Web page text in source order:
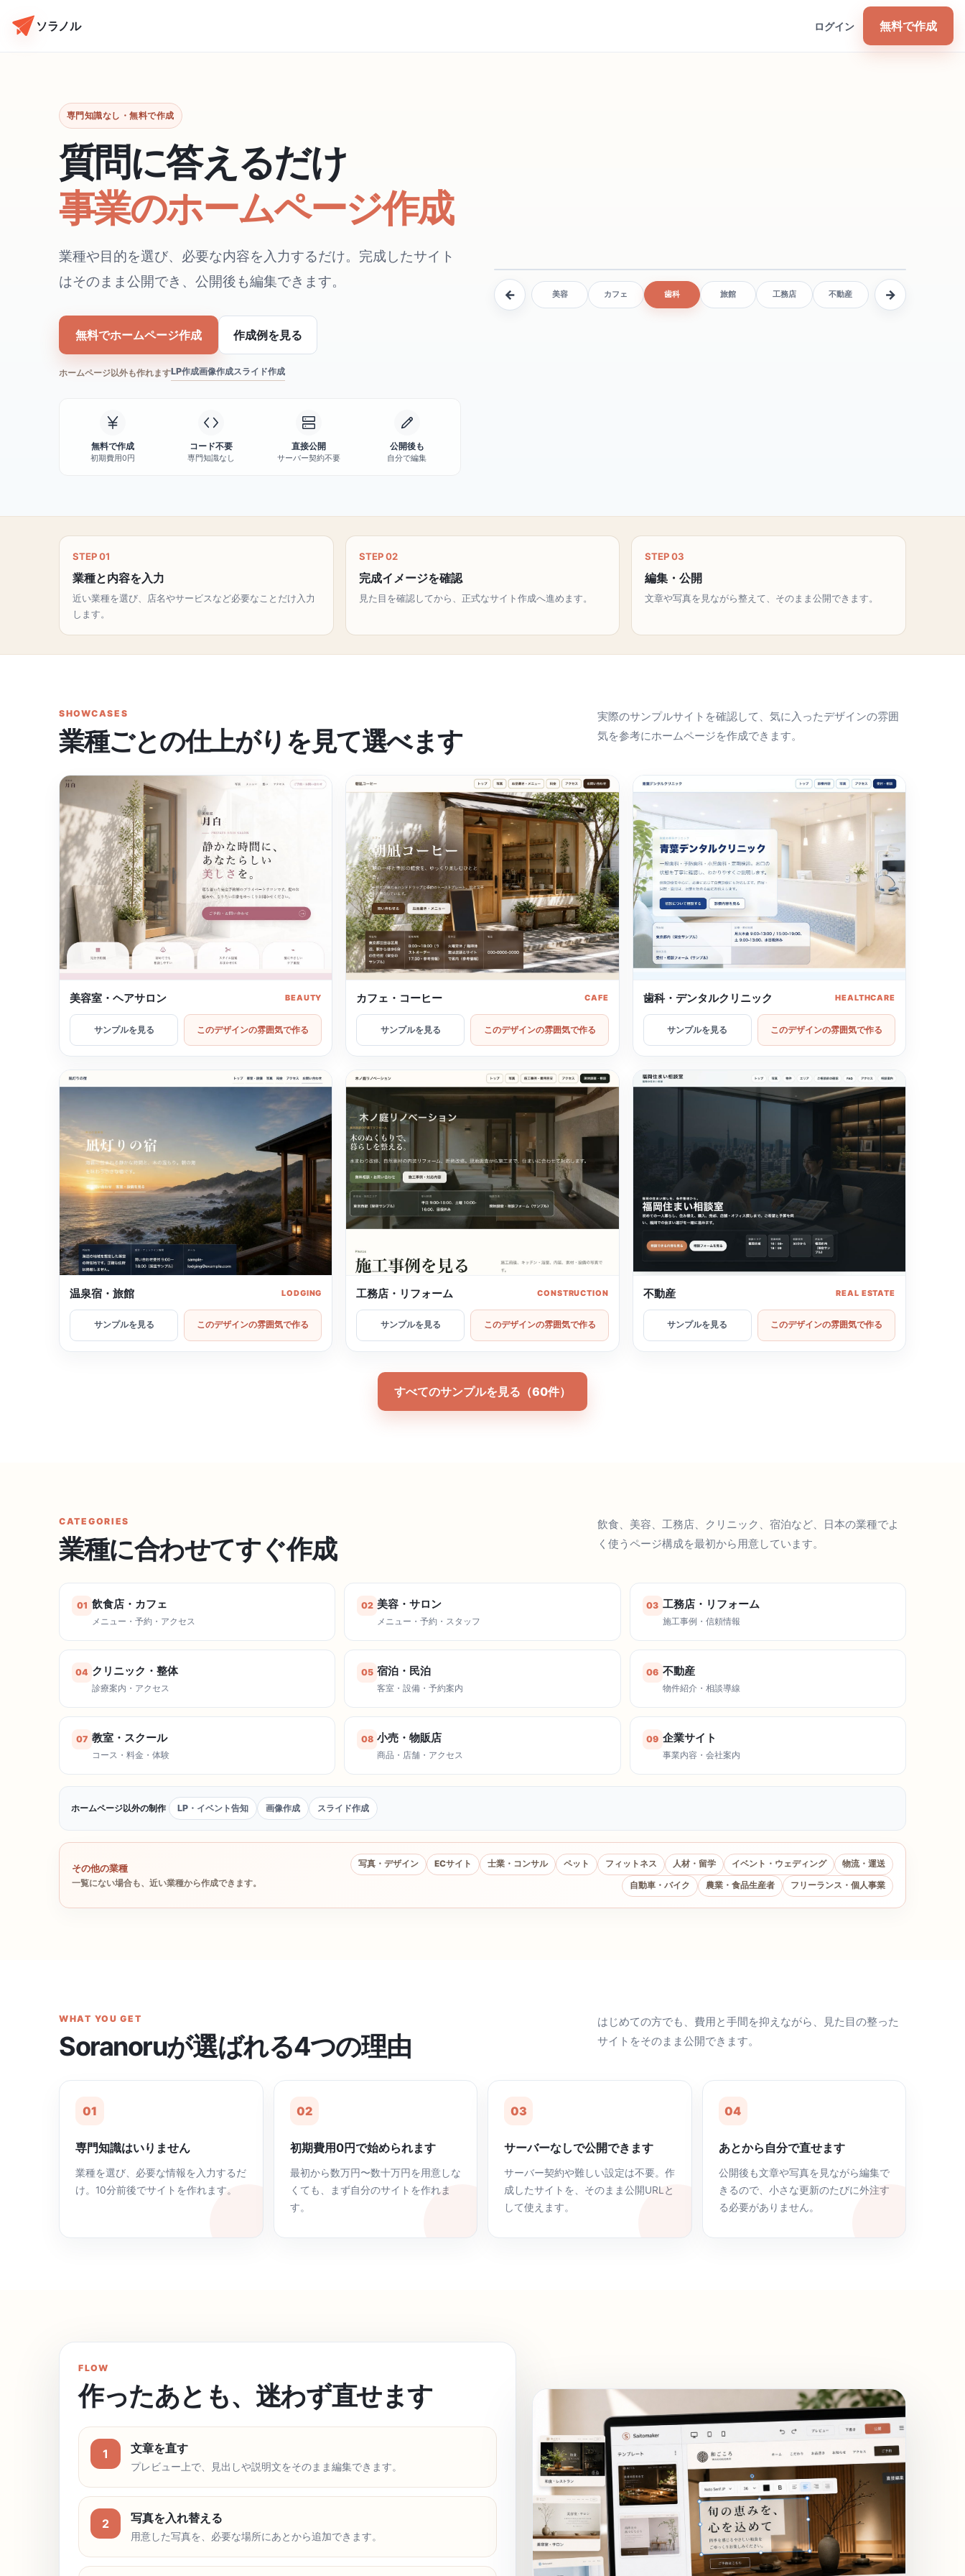
ソラノル ログイン 無料で作成
専門知識なし・無料で作成
質問に答えるだけ
事業のホームページ作成
業種や目的を選び、必要な内容を入力するだけ。完成したサイト
はそのまま公開でき、公開後も編集できます。
無料でホームページ作成 作成例を見る
ホームページ以外も作れますLP作成画像作成スライド作成
無料で作成
初期費用0円
コード不要
専門知識なし
直接公開
サーバー契約不要
公開後も
自分で編集
← 美容 カフェ 歯科 旅館 工務店 不動産 →
STEP 01
業種と内容を入力
近い業種を選び、店名やサービスなど必要なことだけ入力
します。
STEP 02
完成イメージを確認
見た目を確認してから、正式なサイト作成へ進めます。
STEP 03
編集・公開
文章や写真を見ながら整えて、そのまま公開できます。
SHOWCASES
業種ごとの仕上がりを見て選べます
実際のサンプルサイトを確認して、気に入ったデザインの雰囲
気を参考にホームページを作成できます。
美容室・ヘアサロン BEAUTY
サンプルを見る このデザインの雰囲気で作る
カフェ・コーヒー CAFE
サンプルを見る このデザインの雰囲気で作る
歯科・デンタルクリニック HEALTHCARE
サンプルを見る このデザインの雰囲気で作る
温泉宿・旅館 LODGING
サンプルを見る このデザインの雰囲気で作る
工務店・リフォーム CONSTRUCTION
サンプルを見る このデザインの雰囲気で作る
不動産 REAL ESTATE
サンプルを見る このデザインの雰囲気で作る
すべてのサンプルを見る（60件）
CATEGORIES
業種に合わせてすぐ作成
飲食、美容、工務店、クリニック、宿泊など、日本の業種でよ
く使うページ構成を最初から用意しています。
01 飲食店・カフェ
メニュー・予約・アクセス
02 美容・サロン
メニュー・予約・スタッフ
03 工務店・リフォーム
施工事例・信頼情報
04 クリニック・整体
診療案内・アクセス
05 宿泊・民泊
客室・設備・予約案内
06 不動産
物件紹介・相談導線
07 教室・スクール
コース・料金・体験
08 小売・物販店
商品・店舗・アクセス
09 企業サイト
事業内容・会社案内
ホームページ以外の制作 LP・イベント告知 画像作成 スライド作成
その他の業種
一覧にない場合も、近い業種から作成できます。
写真・デザイン ECサイト 士業・コンサル ペット フィットネス 人材・留学 イベント・ウェディング 物流・運送
自動車・バイク 農業・食品生産者 フリーランス・個人事業
WHAT YOU GET
Soranoruが選ばれる4つの理由
はじめての方でも、費用と手間を抑えながら、見た目の整った
サイトをそのまま公開できます。
01
専門知識はいりません
業種を選び、必要な情報を入力するだ
け。10分前後でサイトを作れます。
02
初期費用0円で始められます
最初から数万円〜数十万円を用意しな
くても、まず自分のサイトを作れま
す。
03
サーバーなしで公開できます
サーバー契約や難しい設定は不要。作
成したサイトを、そのまま公開URLと
して使えます。
04
あとから自分で直せます
公開後も文章や写真を見ながら編集で
きるので、小さな更新のたびに外注す
る必要がありません。
FLOW
作ったあとも、迷わず直せます
1 文章を直す
プレビュー上で、見出しや説明文をそのまま編集できます。
2 写真を入れ替える
用意した写真を、必要な場所にあとから追加できます。